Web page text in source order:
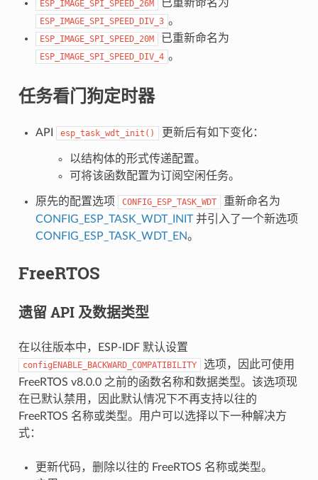
ESP_IMAGE_SPI_SPEED_26M 已重新命名为
ESP_IMAGE_SPI_SPEED_DIV_3 。
ESP_IMAGE_SPI_SPEED_20M 已重新命名为
ESP_IMAGE_SPI_SPEED_DIV_4 。
任务看门狗定时器
API esp_task_wdt_init() 更新后有如下变化：
以结构体的形式传递配置。
可将该函数配置为订阅空闲任务。
原先的配置选项 CONFIG_ESP_TASK_WDT
重新命名为
CONFIG_ESP_TASK_WDT_INIT并引入了一个新选项
CONFIG_ESP_TASK_WDT_EN。
FreeRTOS
遗留 API 及数据类型
在以往版本中，ESP-IDF 默认设置
configENABLE_BACKWARD_COMPATIBILITY
选项，因此可使用
FreeRTOS v8.0.0 之前的函数名称和数据类型。该选项现
在已默认禁用，因此默认情况下不再支持以往的
FreeRTOS 名称或类型。用户可以选择以下一种解决方
式：
更新代码，删除以往的 FreeRTOS 名称或类型。